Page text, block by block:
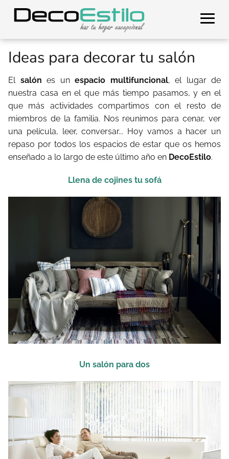
Ideas para decorar tu salón
El salón es un espacio multifuncional, el lugar de
nuestra casa en el que más tiempo pasamos, y en el
que más actividades compartimos con el resto de
miembros de la familia. Nos reunimos para cenar, ver
una película, leer, conversar... Hoy vamos a hacer un
repaso por todos los espacios de estar que os hemos
enseñado a lo largo de este último año en DecoEstilo.
Llena de cojines tu sofá
Un salón para dos